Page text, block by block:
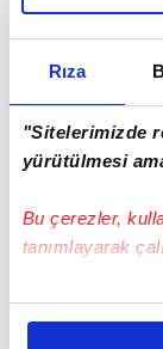
Rıza
"Sitelerimizde
yürütülmesi
Bu çerezler,
tanımlayarak
Bu çerezlere
bizi memnun
yeni proje
Ürettiğimiz
olmak üzere
üretmek bize
dünyaya
gençlerinin